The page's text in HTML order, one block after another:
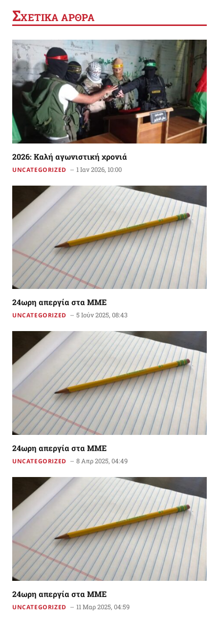
ΣΧΕΤΙΚΑ ΑΡΘΡΑ
2026: Kαλή αγωνιστική χρονιά
UNCATEGORIZED 1 Ιαν 2026, 10:00
24ωρη απεργία στα ΜΜΕ
UNCATEGORIZED 5 Ιούν 2025, 08:43
24ωρη απεργία στα ΜΜΕ
UNCATEGORIZED 8 Απρ 2025, 04:49
24ωρη απεργία στα ΜΜΕ
UNCATEGORIZED 11 Μαρ 2025, 04:59